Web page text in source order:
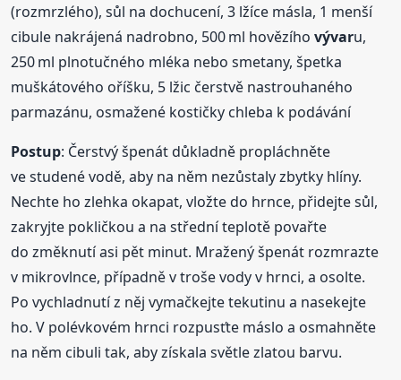
(rozmrzlého), sůl na dochucení, 3 lžíce másla, 1 menší
cibule nakrájená nadrobno, 500 ml hovězíhovývaru,
250 ml plnotučného mléka nebo smetany, špetka
muškátového oříšku, 5 lžic čerstvě nastrouhaného
parmazánu, osmažené kostičky chleba k podávání
Postup: Čerstvý špenát důkladně propláchněte
ve studené vodě, aby na něm nezůstaly zbytky hlíny.
Nechte ho zlehka okapat, vložte do hrnce, přidejte sůl,
zakryjte pokličkou a na střední teplotě povařte
do změknutí asi pět minut. Mražený špenát rozmrazte
v mikrovlnce, případně v troše vody v hrnci, a osolte.
Po vychladnutí z něj vymačkejte tekutinu a nasekejte
ho. V polévkovém hrnci rozpusťte máslo a osmahněte
na něm cibuli tak, aby získala světle zlatou barvu.